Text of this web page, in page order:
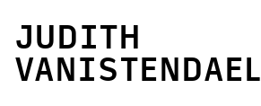
JUDITH
VANISTENDAEL